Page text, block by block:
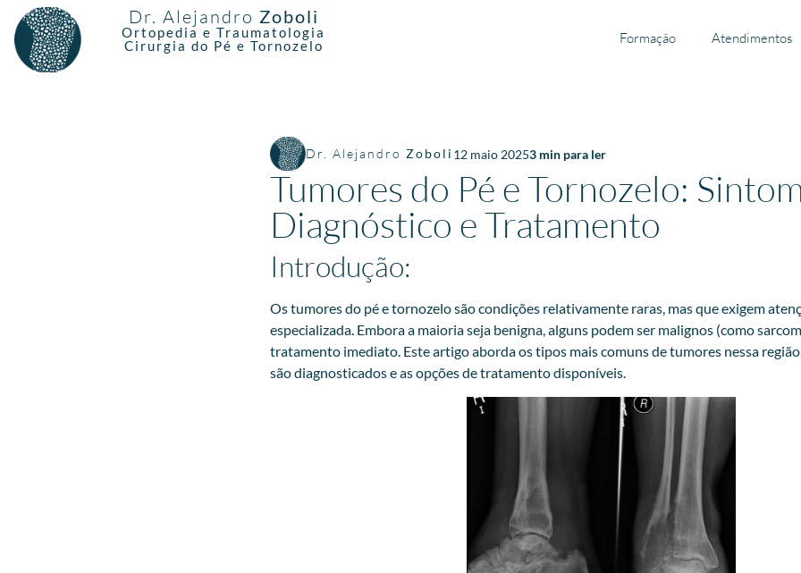
Dr. Alejandro Zoboli
Ortopedia e Traumatologia
Cirurgia do Pé e Tornozelo
Formação Atendimentos
Dr. Alejandro Zoboli 12 maio 20253 min para ler
Tumores do Pé e Tornozelo:
Diagnóstico e Tratamento
Introdução:
Os tumores do pé e tornozelo são condições relativamente raras, mas que exigem
especializada. Embora a maioria seja benigna, alguns podem ser malignos (como
tratamento imediato. Este artigo aborda os tipos mais comuns de tumores nessa
são diagnosticados e as opções de tratamento disponíveis.